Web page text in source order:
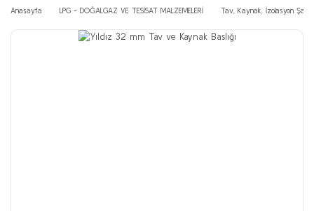
Anasayfa LPG - DOĞALGAZ VE TESİSAT MALZEMELERİ Tav, Kaynak, İzolasyon